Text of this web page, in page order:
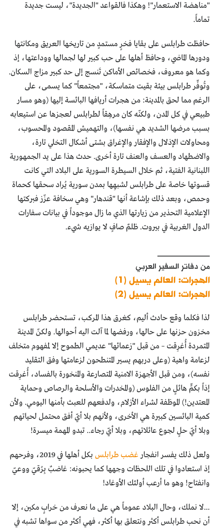
"مناهضة الاستعمار"! وهكذا فالقواعد "الجديدة"، ليست جديدة
تماماً.
حافظت طرابلس على بقايا فخرٍ مستمدٍ من تاريخها العريق ومكانتها
ودورها الماضي، وحافظ أهلها على حب كبير لها لجمالها ووداعتها، إذ
وكما هو معروف، فخصائص الأماكن تَنسج إلى حد كبير مزاج السكان.
وتُوفِّر طرابلس بيئة بقيت متماسكة، "مجتمعاً" كما يسمى، على
الرغم مما لحق بالمدينة: من هجرات أريافها البائسة إليها (وهو مسار
طبيعي في كل المدن، ولكنّه كان مرهِقاً لطرابلس لعجزها عن استيعابه
بسبب مرضها الشديد هي نفسها)، والتهميش المقصود والمحسوب،
ومحاولات الإذلال والإفقار والإغراق بشتى أشكال التخلي تارة،
والاضطهاد والعسف والعنف تارة أخرى. حدث هذا على يد الجمهورية
اللبنانية الفتية، ثم خلال السيطرة السورية على البلاد التي كانت
قسوتها خاصة على طرابلس لشبهِها بمدن سورية يُراد سحقها كحماة
وحمص، وبعد ذلك بإشاعة أنها "قندهار" وهي سخافة عزّز فبركتها
الإعلامية التحذير من زيارتها الذي ما زال موجوداً في بيانات سفارات
الدول الغربية في بيروت. ظلمٌ صافٍ لا يوازيه شيء.
من دفاتر السفير العربي
الهجرات: العالم يسيل (1)
الهجرات: العالم يسيل (2)
لذا فكلما وقع حادث أليم، كغرق هذا المركب، تستحضر طرابلس
مخزون حزنها على حالها، ورفضها لما آلت اليه أحوالها. ولكنّ المدينة
المتمردة أُغرِقت – من قبل "زعمائها" عديمي الطموح إلا لمفهوم متخلف
لزعامة واهية (وعلى دربهم يسير المتنطحون لزعامتها وفق التقليد
نفسه)، ومن قبل الأجهزة الامنية المتصارعة والمنخورة بالفساد، أُغرِقت
إذاً بكمٍّ هائلٍ من الفلوس (والمخدرات والأسلحة والرصاص وحماية
المعتدين!) الموظفة لشراء الأزلام، ولدفعهم للعبث بأمنها اليومي. ولأن
كمية البائسين كبيرة هي الأخرى، ولأنهم بلا أيّ أفق محتمل لحياتهم
وبلا أيّ حلٍ لجوع عائلاتهم، وبلا أيّ رجاء.. تبدو المهمة ميسرة!
ولعل ذلك يفسر انفجارغضب طرابلس
بكل أهلها في 2019، وفرحهم
إذ استعادوا في تلك اللحظات وجهها كما يحبونه: غاضبٌ بِرُقيّ ووعيّ
وانفتاح! وهو ما أرعب أولئك الأوغاد!
...لا نملك، وحال البلاد عموماً هي على ما نعرف من خرابٍ مكين، إلا
أن نحب طرابلس أكثر ونتعلق بها أكثر، فهي أكثر من سواها تشبه في